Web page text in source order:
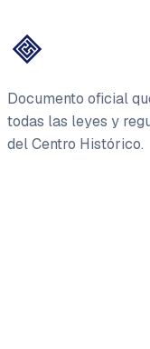
Documento oficial
todas las leyes y
del Centro Histórico.